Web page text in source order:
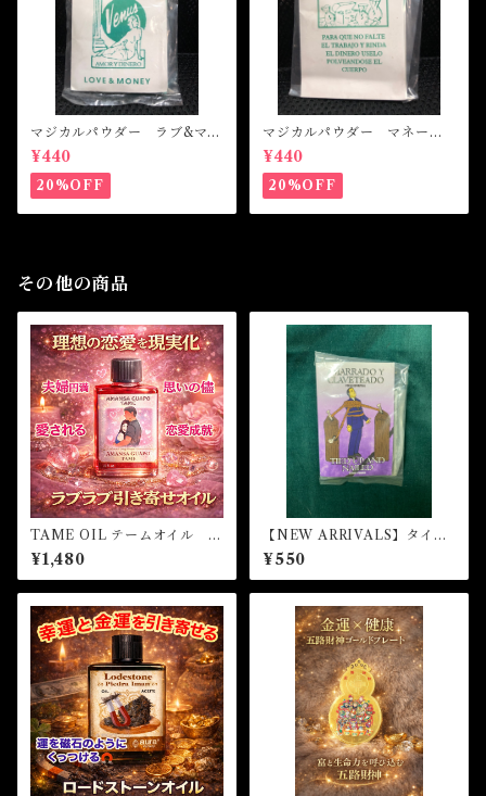
マジカルパウダー ラブ&マネ
ー Magical Powder LOVE
&MONEY
¥440
20%OFF
マジカルパウダー マネード
ローイング Magical Powde
r MONEY DRAWING
¥440
20%OFF
その他の商品
TAME OIL テームオイル -
理想の恋愛を引き寄せる-
¥1,480
【NEW ARRIVALS】タイ
ド・アップアンドネイル マ
ジカルパウダー・魔女パウダ
ー TIED UP AND NAILE
¥550